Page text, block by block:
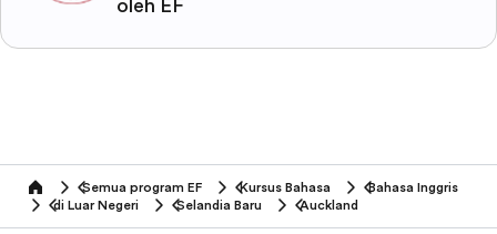
oleh EF
home Semua program EF Kursus Bahasa
Bahasa Inggris
di Luar Negeri
Selandia Baru Auckland